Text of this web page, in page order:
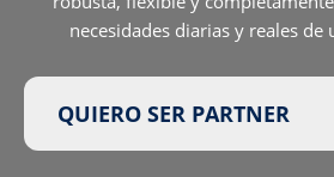
necesidades diarias y reales de
QUIERO SER PARTNER